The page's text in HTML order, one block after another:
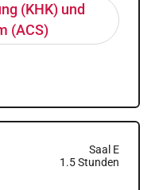
(KHK) und
(ACS)
Saal E
1.5Stunden